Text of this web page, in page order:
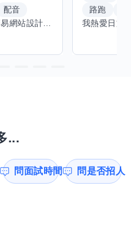
配音
路跑
...
問面試時間 問是否招人